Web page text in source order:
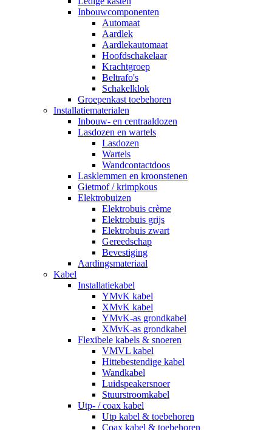
Inbouwcomponenten
Automaat
Aardlek
Aardlekautomaat
Hoofdschakelaar
Krachtgroep
Beltrafo's
Schakelklok
Groepenkast toebehoren
Installatiematerialen
Inbouw- en centraaldozen
Lasdozen en wartels
Lasdozen
Wartels
Wandcontactdoos
Lasklemmen en kroonstenen
Gietmof / krimpkous
Elektrobuizen
Elektrobuis crème
Elektrobuis grijs
Elektrobuis zwart
Gereedschap
Bevestiging
Aardingsmateriaal
Kabel
Installatiekabel
YMvK kabel
XMvK kabel
YMvK-as grondkabel
XMvK-as grondkabel
Flexibele kabels & snoeren
VMVL kabel
Hittebestendige kabel
Wandkabel
Luidspeakersnoer
Stuurstroomkabel
Utp- / coax kabel
Utp kabel & toebehoren
Coax kabel & toebehoren